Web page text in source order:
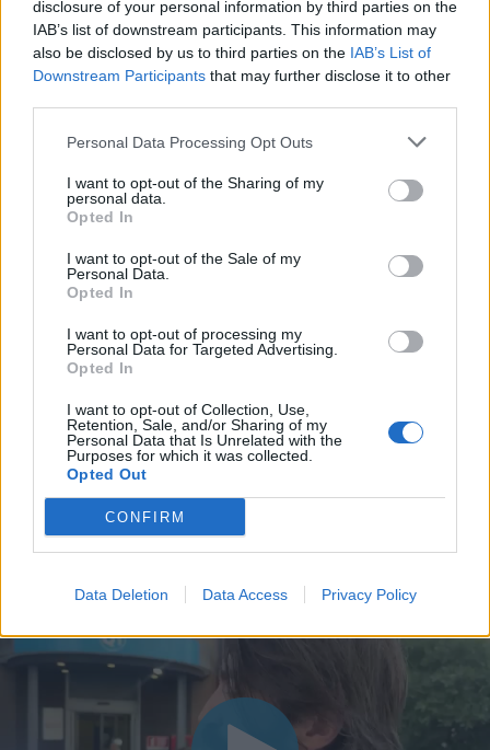
disclosure of your personal information by third parties on the
IAB’s list of downstream participants. This information may
also be disclosed by us to third parties on the IAB’s List of
Downstream Participants that may further disclose it to other
Personal Data Processing Opt Outs
I want to opt-out of the Sharing of my
personal data.
Opted In
I want to opt-out of the Sale of my
Personal Data.
Opted In
I want to opt-out of processing my
Personal Data for Targeted Advertising.
Opted In
I want to opt-out of Collection, Use,
Retention, Sale, and/or Sharing of my
Personal Data that Is Unrelated with the
Purposes for which it was collected.
Opted Out
CONFIRM
Data Deletion Data Access Privacy Policy